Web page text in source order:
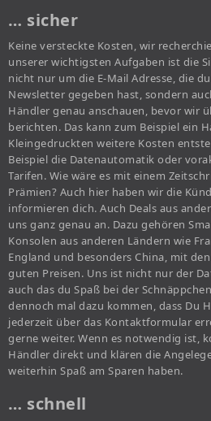
… sicher
Keine versteckte Kosten, wir
unserer wichtigsten Aufgaben ist die
nicht nur um die E-Mail Adresse, die
Newsletter gegeben hast, sondern
Händler genau anschauen, bevor wir
berichten. Das kann zum Beispiel ein
Kleingedruckten weitere Kosten
Beispiel die Datenautomatik oder
Tarifen. Wie wäre es mit einem
Prämien? Auch hier haben wir die
informieren dich. Auch Deals aus
uns ganz genau an. Dazu gehören
Konsolen aus anderen Ländern wie
England und besonders China, mit
guten Preisen. Uns ist nicht nur der
auch das du Spaß bei der
dennoch mal dazu kommen, dass Du
jederzeit über das Kontaktformular
gerne weiter. Wenn es notwendig ist,
Händler direkt und klären die
weiterhin Spaß am Sparen haben.
… schnell